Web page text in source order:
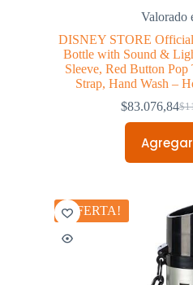
Valorado
DISNEY STORE Official
Bottle with Sound &
Sleeve, Red Button
Strap, Hand Wash –
$
$83.076,84
¡OFERTA!